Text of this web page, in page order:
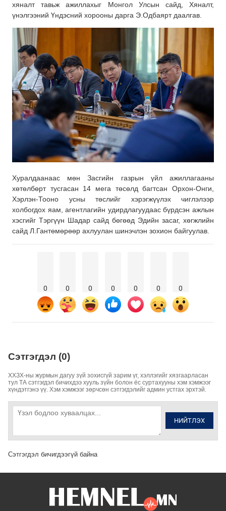
хяналт тавьж ажиллахыг Монгол Улсын сайд, Хяналт,
үнэлгээний Үндэсний хорооны дарга Э.Одбаярт даалгав.
Хуралдаанаас мөн Засгийн газрын үйл ажиллагааны
хөтөлбөрт тусгасан 14 мега төсөлд багтсан Орхон-Онги,
Хэрлэн-Тооно усны төслийг хэрэгжүүлэх чиглэлээр
холбогдох яам, агентлагийн удирдлагуудаас бүрдсэн ажлын
хэсгийг Тэргүүн Шадар сайд бөгөөд Эдийн засаг, хөгжлийн
сайд Л.Гантөмөрөөр ахлуулан шинэчлэн зохион байгуулав.
0 0 0 0 0 0 0
Сэтгэгдэл (0)
ХХЗХ-ны журмын дагуу зүй зохисгүй зарим үг, хэллэгийг хязгаарласан
тул ТА сэтгэгдэл бичихдээ хууль зүйн болон ёс суртахууны хэм хэмжээг
хүндэтгэнэ үү. Хэм хэмжээг зөрчсөн сэтгэгдэлийг админ устгах эрхтэй.
НИЙТЛЭХ
Сэтгэгдэл бичигдээгүй байна